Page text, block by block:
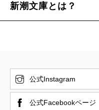
新潮文庫とは？
公式Instagram
公式Facebookページ